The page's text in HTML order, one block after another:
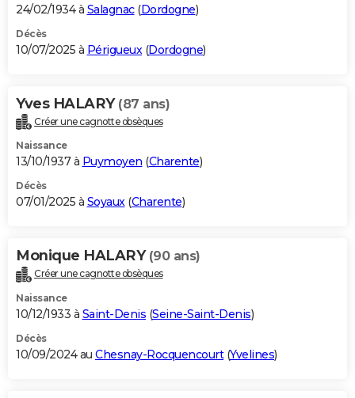
24/02/1934 à Salagnac(Dordogne)
Décès
10/07/2025 à Périgueux (Dordogne)
Yves HALARY (87 ans)
Créer une cagnotte obsèques
Naissance
13/10/1937 à Puymoyen (Charente)
Décès
07/01/2025 à Soyaux(Charente)
Monique HALARY (90 ans)
Créer une cagnotte obsèques
Naissance
10/12/1933 à Saint-Denis (Seine-Saint-Denis)
Décès
10/09/2024 au Chesnay-Rocquencourt(Yvelines)